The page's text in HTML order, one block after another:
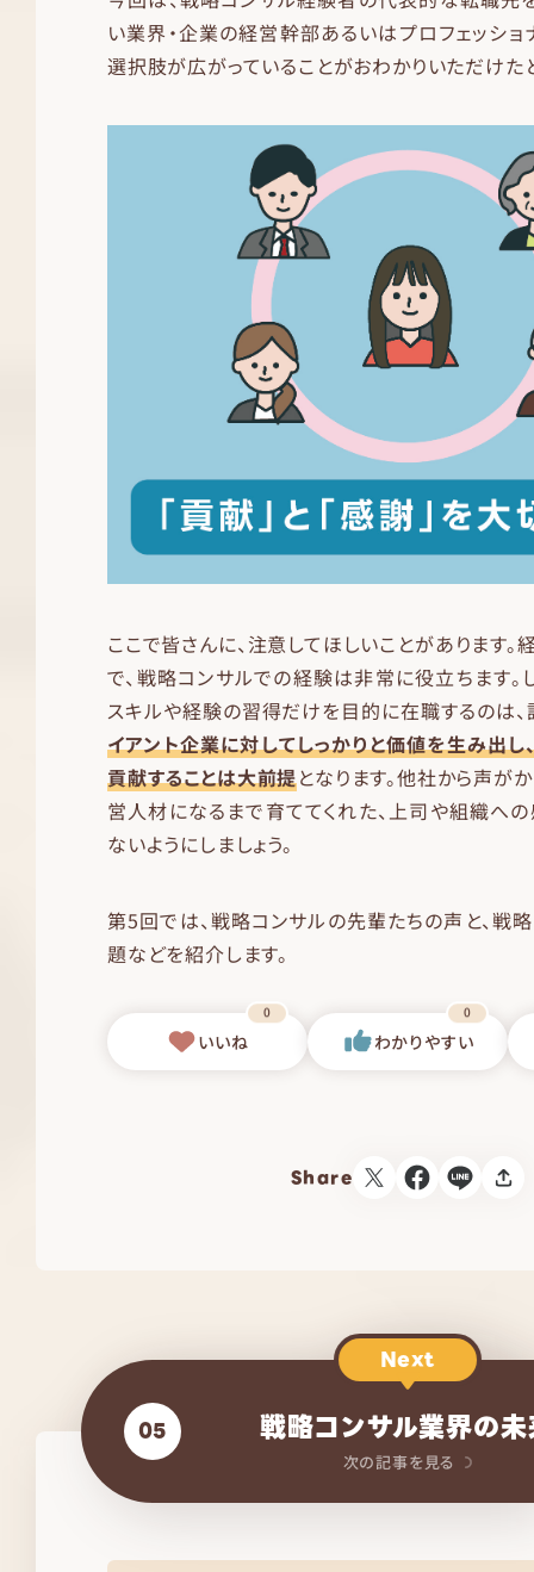
い業界・企業の経営幹部あるいはプロフェッショ
選択肢が広がっていることがおわかりいただけた
ここで皆さんに、注意してほしいことがあります
で、戦略コンサルでの経験は非常に役立ちます。
スキルや経験の習得だけを目的に在職するのは、
イアント企業に対してしっかりと価値を生み出し
貢献することは大前提となります。他社から声が
営人材になるまで育ててくれた、上司や組織へ
ないようにしましょう。
第5回では、戦略コンサルの先輩たちの声と、戦
題などを紹介します。
いいね
0
わかりやすい
0
Share
05
Next
戦略コンサル業界の
次の記事を見る